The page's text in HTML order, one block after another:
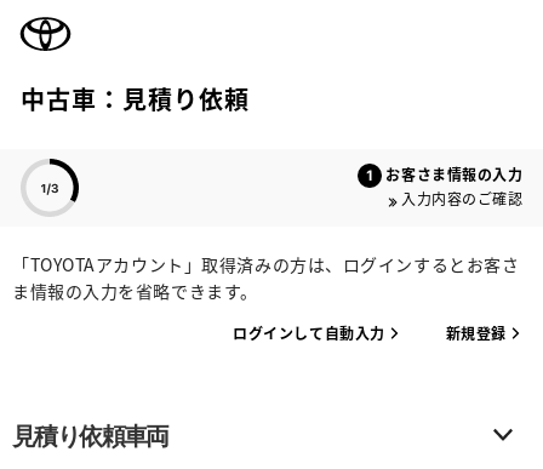
中古車：見積り依頼
お客さま情報の入力
入力内容のご確認
「TOYOTAアカウント」取得済みの方は、ログインするとお客さ
ま情報の入力を省略できます。
ログインして自動入力 新規登録
見積り依頼車両